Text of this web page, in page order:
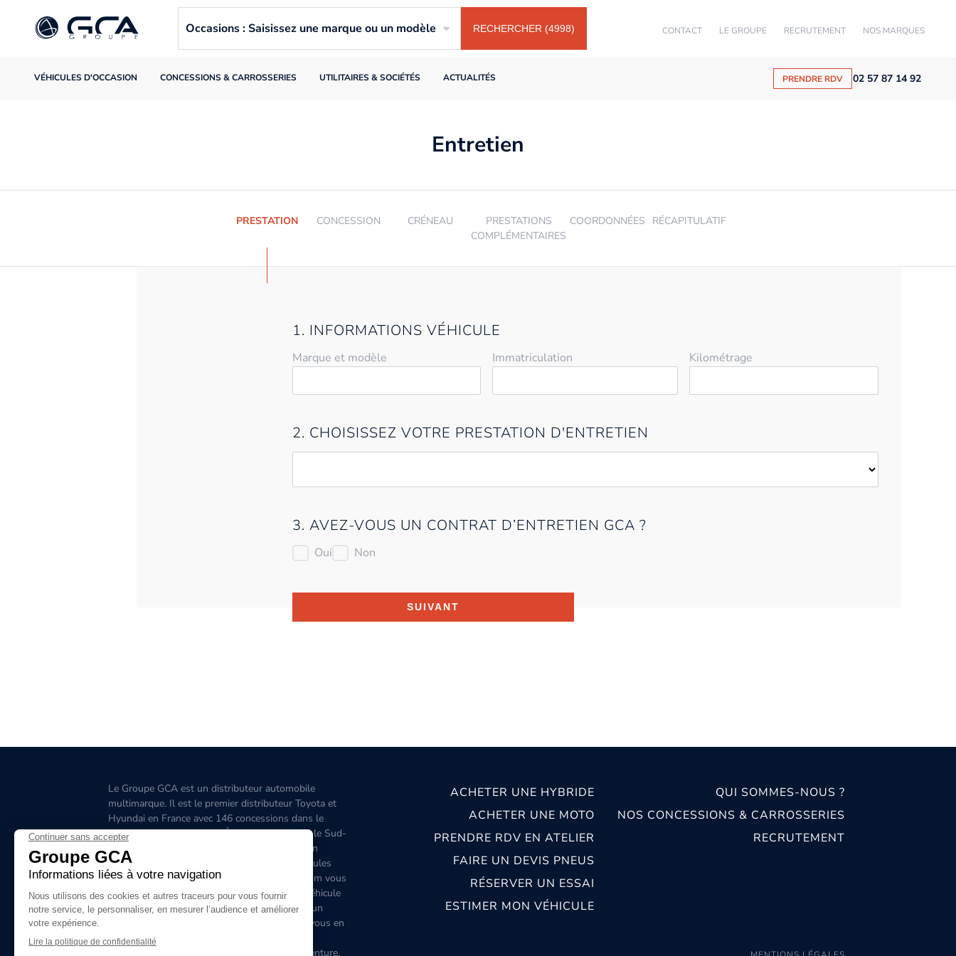
CONTACT LE GROUPE RECRUTEMENT NOS MARQUES
VÉHICULES D'OCCASION CONCESSIONS & CARROSSERIES UTILITAIRES & SOCIÉTÉS ACTUALITÉS PRENDRE RDV 02 57 87 14 92
Occasions : Saisissez une marque ou un modèle RECHERCHER (4998)
Entretien
PRESTATION CONCESSION CRÉNEAU
PRESTATIONS
COMPLÉMENTAIRES
COORDONNÉES RÉCAPITULATIF
1. INFORMATIONS VÉHICULE
Marque et modèle Immatriculation Kilométrage
2. CHOISISSEZ VOTRE PRESTATION D'ENTRETIEN
3. AVEZ-VOUS UN CONTRAT D’ENTRETIEN GCA ?
Oui Non
SUIVANT
Le Groupe GCA est un distributeur automobile
multimarque. Il est le premier distributeur Toyota et
Hyundai en France avec 146 concessions dans le
Grand-Ouest, l’Aquitaine, l'Île-de-France, l'Est, le Sud-
Ouest, le Sud-Est, la Corse et 6 concessions en
Belgique. C'est le premier distributeur de véhicules
hybrides en France. Le site www.groupegca.com vous
permet de trouver facilement votre prochain véhicule
d'occasion. Le réseau Groupe GCA c'est aussi un
service après-vente de qualité, prenez rendez-vous en
ligne.
Le Groupe GCA recrute, lancez-vous dans l'aventure,
ACHETER UNE HYBRIDE
ACHETER UNE MOTO
PRENDRE RDV EN ATELIER
FAIRE UN DEVIS PNEUS
RÉSERVER UN ESSAI
ESTIMER MON VÉHICULE
QUI SOMMES-NOUS ?
NOS CONCESSIONS & CARROSSERIES
RECRUTEMENT